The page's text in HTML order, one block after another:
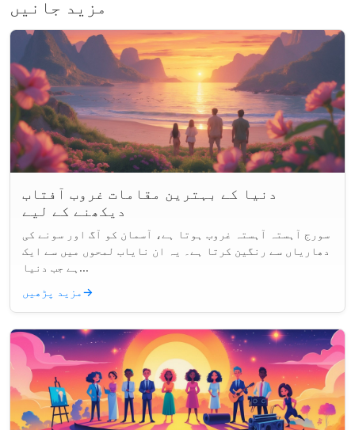
مزید جانیں
دنیا کے بہترین مقامات غروب آفتاب
دیکھنے کے لیے
سورج آہستہ آہستہ غروب ہوتا ہے، آسمان کو آگ اور سونے کی
دھاریاں سے رنگین کرتا ہے۔ یہ ان نایاب لمحوں میں سے ایک
ہے جب دنیا...
مزید پڑھیں→